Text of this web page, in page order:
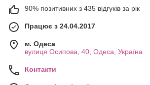
90% позитивних з 435 відгуків за рік
Працює з 24.04.2017
м. Одеса
вулиця Осипова, 40, Одеса, Україна
Контакти